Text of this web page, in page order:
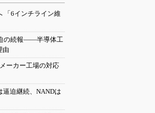
「6インチライン維
の続報――半導体工
由
ーカー工場の対応
迫継続、NANDは